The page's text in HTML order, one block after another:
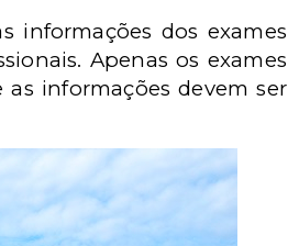
informações dos exames
Apenas os exames
informações devem ser